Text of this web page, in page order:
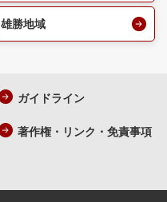
雄勝地域
ガイドライン
著作権・リンク・免責事項